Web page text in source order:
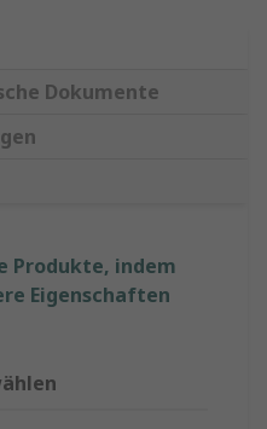
Dokumente
Produkte, indem
Eigenschaften